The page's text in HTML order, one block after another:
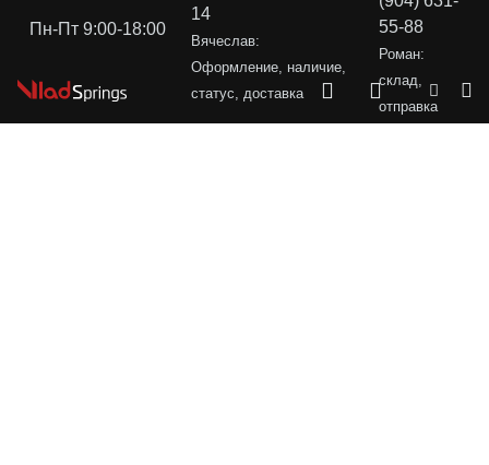
Пн-Пт 9:00-18:00
14
Вячеслав:
Оформление, наличие,
статус, доставка
55-88
Роман:
склад,
отправка